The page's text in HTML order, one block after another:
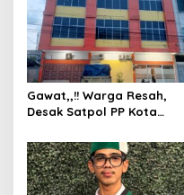
Gawat,,!! Warga Resah,
Desak Satpol PP Kota
Stay yang Diduga Tempat
Ajang “Kumpul Kebo”.